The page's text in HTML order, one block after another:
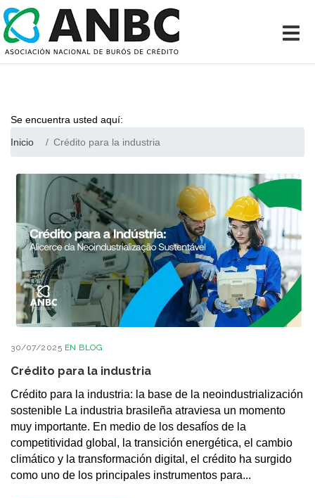
Se encuentra usted aquí:
Inicio
Crédito para la industria
30/07/2025 EN BLOG
Crédito para la industria
Crédito para la industria: la base de la neoindustrialización
sostenible La industria brasileña atraviesa un momento
muy importante. En medio de los desafíos de la
competitividad global, la transición energética, el cambio
climático y la transformación digital, el crédito ha surgido
como uno de los principales instrumentos para...